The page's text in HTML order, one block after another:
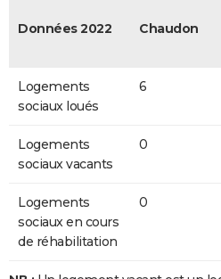
Données 2022 Chaudon
Logements
sociaux loués
6
Logements
sociaux vacants
0
Logements
sociaux en cours
de réhabilitation
0